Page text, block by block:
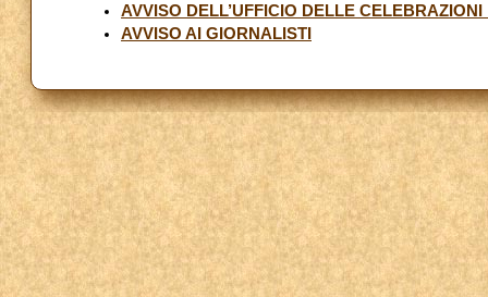
AVVISO DELL’UFFICIO DELLE
AVVISO AI GIORNALISTI